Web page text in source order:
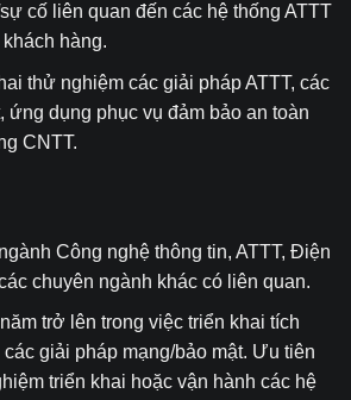
cố liên quan đến các hệ thống ATTT
hàng.
thử nghiệm các giải pháp ATTT, các
ứng dụng phục vụ đảm bảo an toàn
CNTT.
Công nghệ thông tin, ATTT, Điện
chuyên ngành khác có liên quan.
trở lên trong việc triển khai tích
giải pháp mạng/bảo mật. Ưu tiên
triển khai hoặc vận hành các hệ